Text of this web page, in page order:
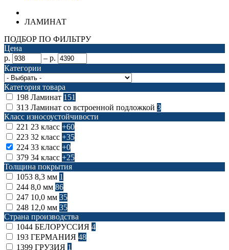
ЛАМИНАТ
ПОДБОР ПО ФИЛЬТРУ
Цена
р.
– р.
Категории
Категория товара
198 Ламинат 151
313 Ламинат со встроенной подложкой 3
Класс износоустойчивости
221 23 класс +60
223 32 класс +35
224 33 класс +0
379 34 класс +25
Толщина покрытия
1053 8,3 мм 1
244 8,0 мм 86
247 10,0 мм 35
248 12,0 мм 35
Страна производства
1044 БЕЛОРУССИЯ 4
193 ГЕРМАНИЯ 48
1399 ГРУЗИЯ 1